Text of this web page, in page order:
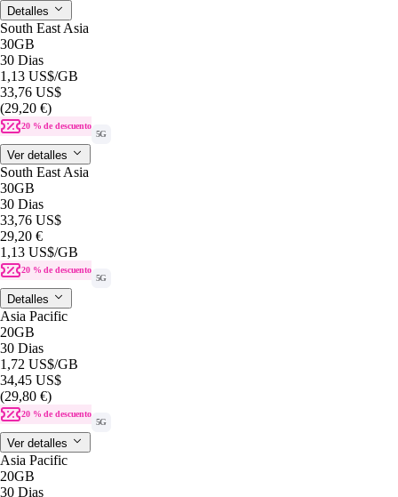
Detalles
South East Asia
30GB
30 Dias
1,13 US$/GB
33,76 US$
(29,20 €)
20 % de descuento
5G
Ver detalles
South East Asia
30GB
30 Dias
33,76 US$
29,20 €
1,13 US$/GB
20 % de descuento
5G
Detalles
Asia Pacific
20GB
30 Dias
1,72 US$/GB
34,45 US$
(29,80 €)
20 % de descuento
5G
Ver detalles
Asia Pacific
20GB
30 Dias